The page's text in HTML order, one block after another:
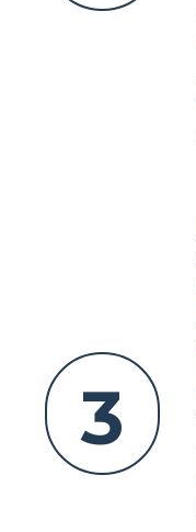
3